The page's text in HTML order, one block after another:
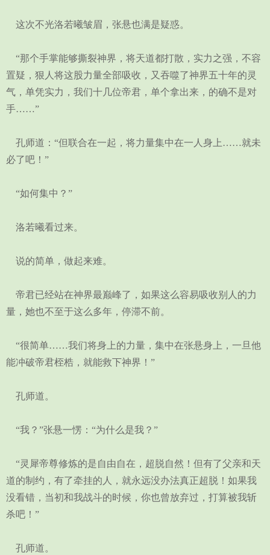
这次不光洛若曦皱眉，张悬也满是疑惑。
“那个手掌能够撕裂神界，将天道都打散，实力之强，不容
置疑，狠人将这股力量全部吸收，又吞噬了神界五十年的灵
气，单凭实力，我们十几位帝君，单个拿出来，的确不是对
手……”
孔师道：“但联合在一起，将力量集中在一人身上……就未
必了吧！”
“如何集中？”
洛若曦看过来。
说的简单，做起来难。
帝君已经站在神界最巅峰了，如果这么容易吸收别人的力
量，她也不至于这么多年，停滞不前。
“很简单……我们将身上的力量，集中在张悬身上，一旦他
能冲破帝君桎梏，就能救下神界！”
孔师道。
“我？”张悬一愣：“为什么是我？”
“灵犀帝尊修炼的是自由自在，超脱自然！但有了父亲和天
道的制约，有了牵挂的人，就永远没办法真正超脱！如果我
没看错，当初和我战斗的时候，你也曾放弃过，打算被我斩
杀吧！”
孔师道。